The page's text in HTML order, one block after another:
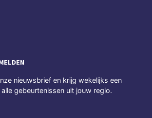
nieuwsbrief en krijg wekelijks een
gebeurtenissen uit jouw regio.